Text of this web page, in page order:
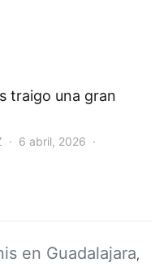
traigo una gran
6 abril, 2026
en Guadalajara